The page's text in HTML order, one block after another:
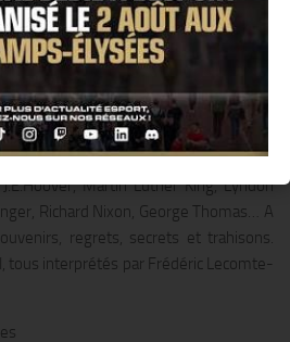
1963, le cercueil du 35ème
est disposé dans le salon Est
par les Marines, le corps de John
bénédiction d’un prêtre puis la visite
Parmi eux : Lem Billings, Charles
Martin Luther King, Lyndon
Richard Nixon, George Thomas… A
regrets, secrets et trahisons.
tous interprétés par Frédéric Lecomte-